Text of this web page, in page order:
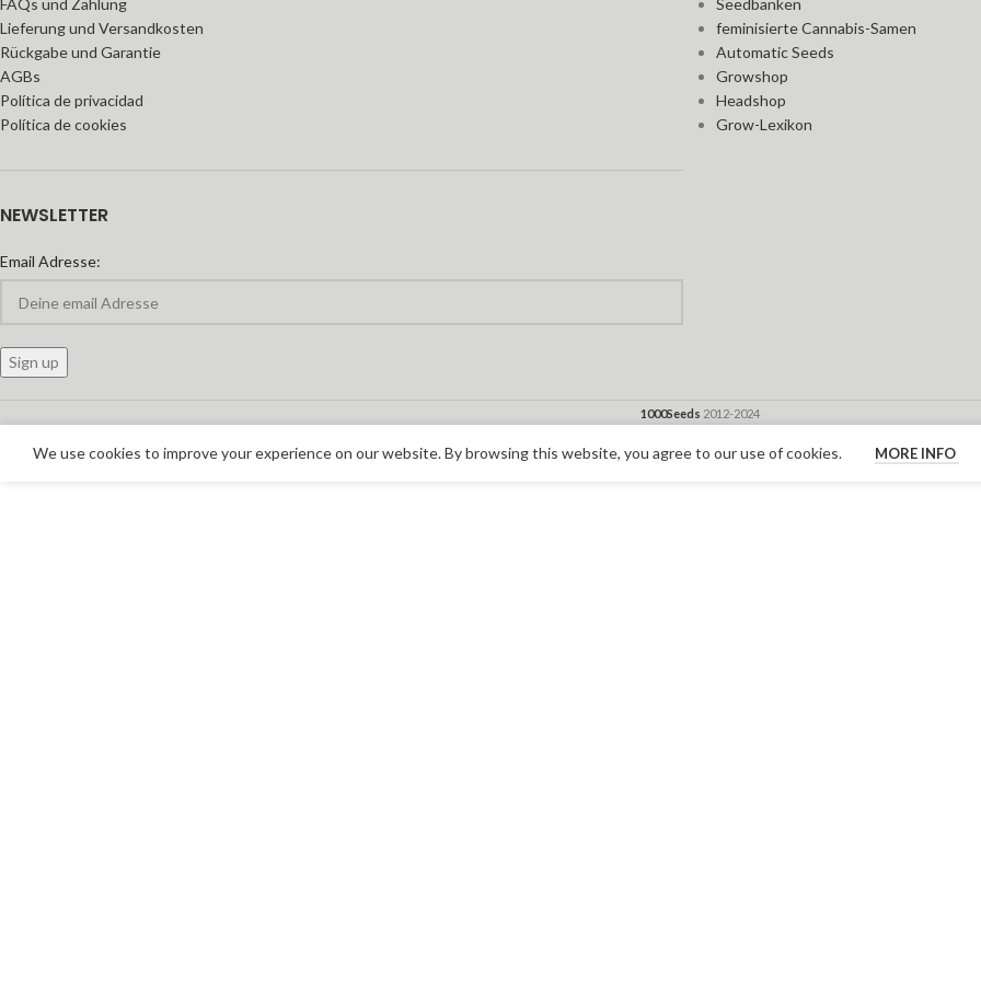
FAQs und Zahlung
Lieferung und Versandkosten
Rückgabe und Garantie
AGBs
Política de privacidad
Política de cookies
NEWSLETTER
Email Adresse:
Seedbanken
feminisierte Cannabis-Samen
Automatic Seeds
Growshop
Headshop
Grow-Lexikon
1000Seeds 2012-2024
We use cookies to improve your experience on our website. By browsing this website, you agree to our use of cookies. MORE INFO